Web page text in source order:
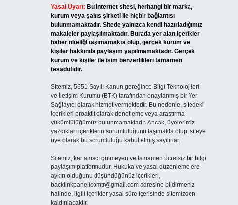
Yasal Uyarı: Bu internet sitesi, herhangi bir marka,
kurum veya şahıs şirketi ile hiçbir bağlantısı
bulunmamaktadır. Sitede yalnızca kendi hazırladığımız
makaleler paylaşılmaktadır. Burada yer alan içerikler
haber niteliği taşımamakta olup, gerçek kurum ve
kişiler hakkında paylaşım yapılmamaktadır. Gerçek
kurum ve kişiler ile isim benzerlikleri tamamen
tesadüfidir.
Sitemiz, 5651 Sayılı Kanun gereğince Bilgi Teknolojileri
ve İletişim Kurumu (BTK) tarafından onaylanmış bir Yer
Sağlayıcı olarak hizmet vermektedir. Bu nedenle, sitedeki
içerikleri proaktif olarak denetleme veya araştırma
yükümlülüğümüz bulunmamaktadır. Ancak, üyelerimiz
yazdıkları içeriklerin sorumluluğunu taşımakta olup, siteye
üye olarak bu sorumluluğu kabul etmiş sayılırlar.
Sitemiz, kar amacı gütmeyen ve tamamen ücretsiz bir bilgi
paylaşım platformudur. Hukuka ve yasal düzenlemelere
aykırı olduğunu düşündüğünüz içerikleri,
backlinkpanelicomtr@gmail.comadresine bildirmeniz
halinde, ilgili içerikler yasal süre içerisinde sitemizden
kaldırılacaktır.